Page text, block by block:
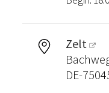
Zelt
DE-